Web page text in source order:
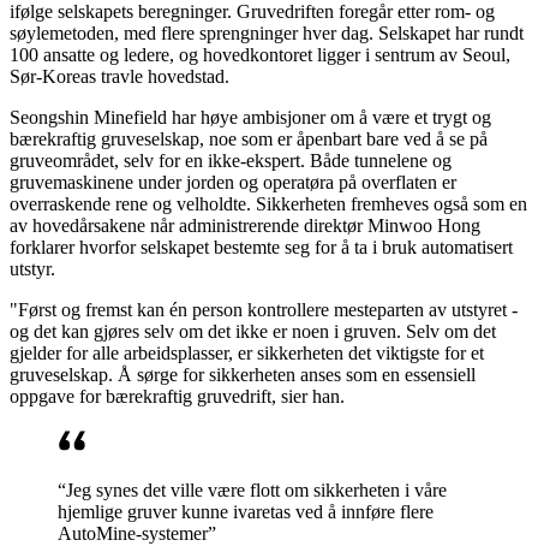
ifølge selskapets beregninger. Gruvedriften foregår etter rom- og
søylemetoden, med flere sprengninger hver dag. Selskapet har rundt
100 ansatte og ledere, og hovedkontoret ligger i sentrum av Seoul,
Sør-Koreas travle hovedstad.
Seongshin Minefield har høye ambisjoner om å være et trygt og
bærekraftig gruveselskap, noe som er åpenbart bare ved å se på
gruveområdet, selv for en ikke-ekspert. Både tunnelene og
gruvemaskinene under jorden og operatøra på overflaten er
overraskende rene og velholdte. Sikkerheten fremheves også som en
av hovedårsakene når administrerende direktør Minwoo Hong
forklarer hvorfor selskapet bestemte seg for å ta i bruk automatisert
utstyr.
"Først og fremst kan én person kontrollere mesteparten av utstyret -
og det kan gjøres selv om det ikke er noen i gruven. Selv om det
gjelder for alle arbeidsplasser, er sikkerheten det viktigste for et
gruveselskap. Å sørge for sikkerheten anses som en essensiell
oppgave for bærekraftig gruvedrift, sier han.
“Jeg synes det ville være flott om sikkerheten i våre
hjemlige gruver kunne ivaretas ved å innføre flere
AutoMine-systemer”